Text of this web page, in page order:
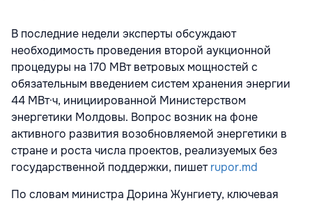
В последние недели эксперты обсуждают
необходимость проведения второй аукционной
процедуры на 170 МВт ветровых мощностей с
обязательным введением систем хранения энергии
44 МВт·ч, инициированной Министерством
энергетики Молдовы. Вопрос возник на фоне
активного развития возобновляемой энергетики в
стране и роста числа проектов, реализуемых без
государственной поддержки, пишетrupor.md
По словам министра Дорина Жунгиету, ключевая